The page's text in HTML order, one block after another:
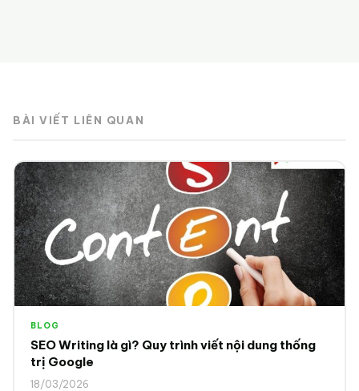
BÀI VIẾT LIÊN QUAN
BLOG
SEO Writing là gì? Quy trình viết nội dung thống
trị Google
18/03/2026